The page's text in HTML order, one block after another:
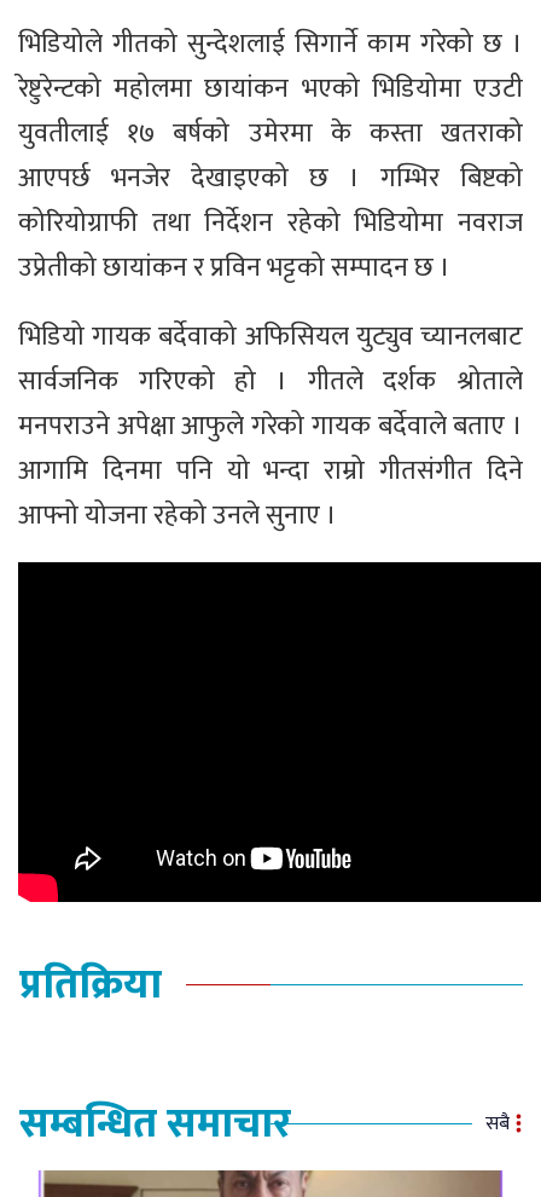
भिडियोले गीतको सुन्देशलाई सिगार्ने काम गरेको छ ।
रेष्टुरेन्टको महोलमा छायांकन भएको भिडियोमा एउटी
युवतीलाई १७ बर्षको उमेरमा के कस्ता खतराको
आएपर्छ भनजेर देखाइएको छ । गम्भिर बिष्टको
कोरियोग्राफी तथा निर्देशन रहेको भिडियोमा नवराज
उप्रेतीको छायांकन र प्रविन भट्टको सम्पादन छ ।
भिडियो गायक बर्देवाको अफिसियल युट्युव च्यानलबाट
सार्वजनिक गरिएको हो । गीतले दर्शक श्रोताले
मनपराउने अपेक्षा आफुले गरेको गायक बर्देवाले बताए ।
आगामि दिनमा पनि यो भन्दा राम्रो गीतसंगीत दिने
आफ्नो योजना रहेको उनले सुनाए ।
प्रतिक्रिया
सम्बन्धित समाचार सबै